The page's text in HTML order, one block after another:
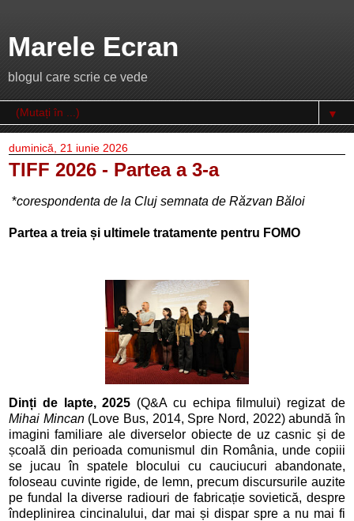
Marele Ecran
blogul care scrie ce vede
▼
duminică, 21 iunie 2026
TIFF 2026 - Partea a 3-a
*corespondenta de la Cluj semnata de Răzvan Băloi
Partea a treia și ultimele tratamente pentru FOMO
Dinți de lapte, 2025 (Q&A cu echipa filmului) regizat de
Mihai Mincan(Love Bus, 2014, Spre Nord, 2022) abundă în
imagini familiare ale diverselor obiecte de uz casnic și de
școală din perioada comunismul din România, unde copiii
se jucau în spatele blocului cu cauciucuri abandonate,
foloseau cuvinte rigide, de lemn, precum discursurile auzite
pe fundal la diverse radiouri de fabricație sovietică, despre
îndeplinirea cincinalului, dar mai și dispar spre a nu mai fi